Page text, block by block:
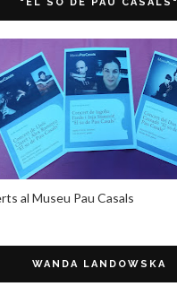
al Museu Pau Casals
WANDA LANDOWSKA